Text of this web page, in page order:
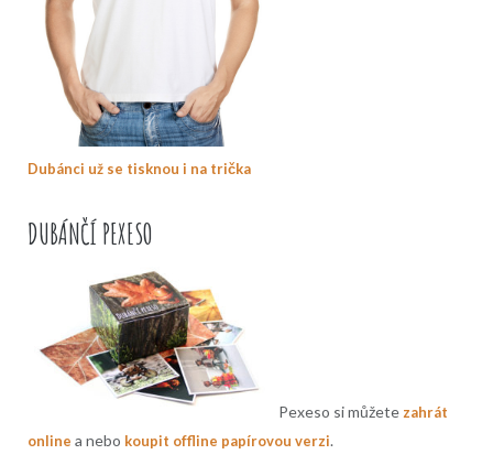
Dubánci už se tisknou i na trička
DUBÁNČÍ PEXESO
Pexeso si můžetezahrát
online a nebo koupit offline papírovou verzi.